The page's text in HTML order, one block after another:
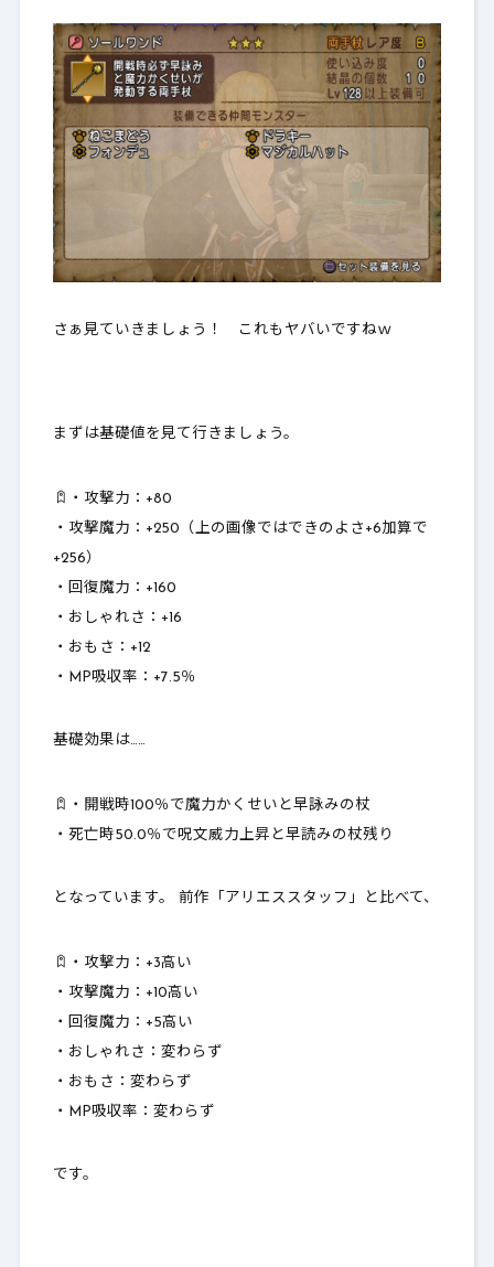
さぁ見ていきましょう！ これもヤバいですねｗ
まずは基礎値を見て行きましょう。
・攻撃力： +80
・攻撃魔力： +250（上の画像ではできのよさ+6加算で
+256）
・回復魔力：+160
・おしゃれさ： +16
・おもさ： +12
・MP吸収率：+7.5％
基礎効果は……
・開戦時100％で魔力かくせいと早詠みの杖
・死亡時50.0％で呪文威力上昇と早読みの杖残り
となっています。 前作「アリエススタッフ」と比べて、
・攻撃力： +3高い
・攻撃魔力： +10高い
・回復魔力：+5高い
・おしゃれさ： 変わらず
・おもさ： 変わらず
・MP吸収率：変わらず
です。